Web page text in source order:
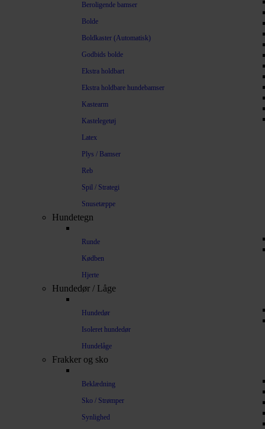
Beroligende bamser
Bolde
Boldkaster (Automatisk)
Godbids bolde
Ekstra holdbart
Ekstra holdbare hundebamser
Kastearm
Kastelegetøj
Latex
Plys / Bamser
Reb
Spil / Strategi
Snusetæppe
Hundetegn
Runde
Kødben
Hjerte
Hundedør / Låge
Hundedør
Isoleret hundedør
Hundelåge
Frakker og sko
Beklædning
Sko / Strømper
Synlighed